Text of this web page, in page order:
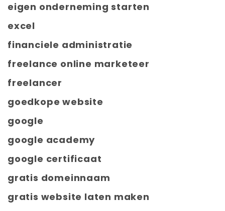
eigen onderneming starten
excel
financiele administratie
freelance online marketeer
freelancer
goedkope website
google
google academy
google certificaat
gratis domeinnaam
gratis website laten maken